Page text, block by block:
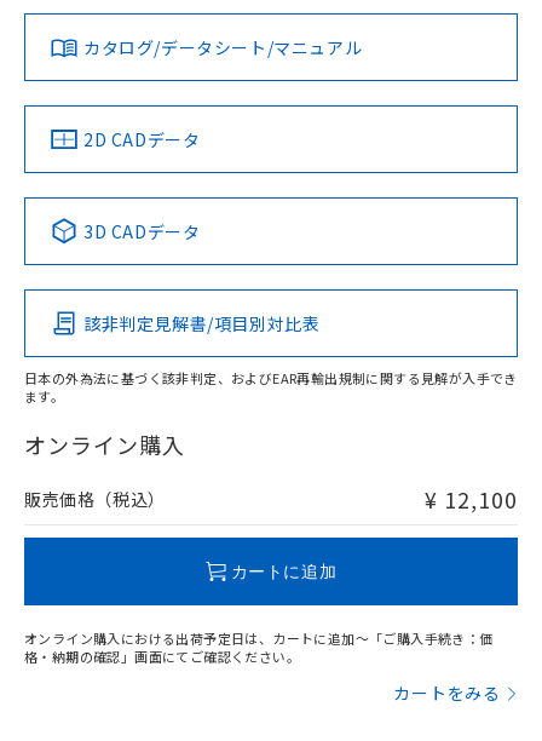
タイムチャート
以上、n: 30mm以上
検出領域
ダウンロードデータをご利用いただく前に、以下を必ずお読
みください。
ソフトウェアの使用条件
対応済み
中国 RoHS 注意事項・凡例
Pb Hg Cd Cr(VI)
O
在庫等で未対応品が混在する可能性があります。
問い合わせください。
LR型式承認
（イギリス
船舶規格）
DNV型式承認
（ノルウェー
BV型式承認
（フランス
KR型式
（韓国
No No No No
この製品の規格認証/適合状況ページへ
その他の認証はこちらのページからご検索ください
カタログ/データシート/マニュアル
2D CADデータ
3D CADデータ
該非判定見解書/項目別対比表
日本の外為法に基づく該非判定、およびEAR再輸出規制に関する見解が入手でき
ます。
オンライン購入
販売価格（税込） ¥ 12,100
カートに追加
オンライン購入における出荷予定日は、カートに追加～「ご購入手続き：価
格・納期の確認」画面にてご確認ください。
カートをみる